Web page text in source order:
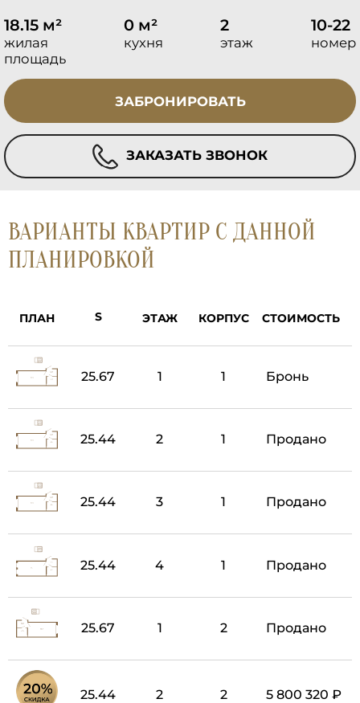
18.15 м²
жилая
площадь
0 м²
кухня
2
этаж
10-22
номер
ЗАБРОНИРОВАТЬ
ЗАКАЗАТЬ ЗВОНОК
ВАРИАНТЫ КВАРТИР С ДАННОЙ
ПЛАНИРОВКОЙ
ПЛАН ЭТАЖ КОРПУС СТОИМОСТЬ
25.67 1 1 Бронь
25.44 2 1 Продано
25.44 3 1 Продано
25.44 4 1 Продано
25.67 1 2 Продано
25.44 2 2 5 800 320 ₽